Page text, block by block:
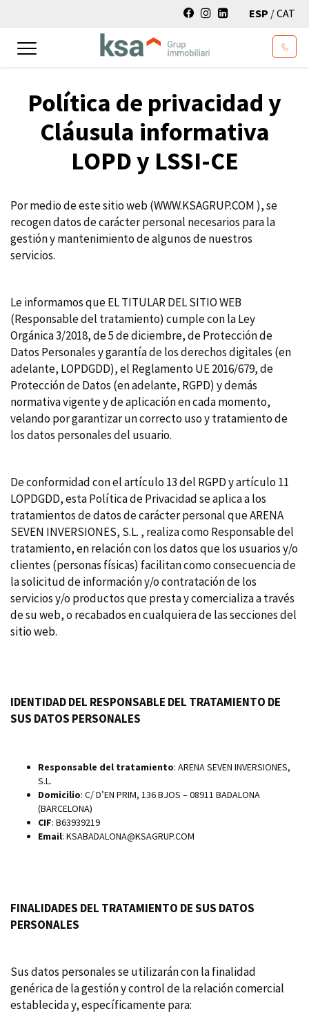
ESP /CAT
Toggle
Política de privacidad y
Cláusula informativa
LOPD y LSSI-CE
Por medio de este sitio web (WWW.KSAGRUP.COM ), se
recogen datos de carácter personal necesarios para la
gestión y mantenimiento de algunos de nuestros
servicios.
Le informamos que EL TITULAR DEL SITIO WEB
(Responsable del tratamiento) cumple con la Ley
Orgánica 3/2018, de 5 de diciembre, de Protección de
Datos Personales y garantía de los derechos digitales (en
adelante, LOPDGDD), el Reglamento UE 2016/679, de
Protección de Datos (en adelante, RGPD) y demás
normativa vigente y de aplicación en cada momento,
velando por garantizar un correcto uso y tratamiento de
los datos personales del usuario.
De conformidad con el artículo 13 del RGPD y artículo 11
LOPDGDD, esta Política de Privacidad se aplica a los
tratamientos de datos de carácter personal que ARENA
SEVEN INVERSIONES, S.L. , realiza como Responsable del
tratamiento, en relación con los datos que los usuarios y/o
clientes (personas físicas) facilitan como consecuencia de
la solicitud de información y/o contratación de los
servicios y/o productos que presta y comercializa a través
de su web, o recabados en cualquiera de las secciones del
sitio web.
IDENTIDAD DEL RESPONSABLE DEL TRATAMIENTO DE
SUS DATOS PERSONALES
Responsable del tratamiento: ARENA SEVEN INVERSIONES,
S.L.
Domicilio: C/ D’EN PRIM, 136 BJOS – 08911 BADALONA
(BARCELONA)
CIF: B63939219
Email: KSABADALONA@KSAGRUP.COM
FINALIDADES DEL TRATAMIENTO DE SUS DATOS
PERSONALES
Sus datos personales se utilizarán con la finalidad
genérica de la gestión y control de la relación comercial
establecida y, específicamente para: